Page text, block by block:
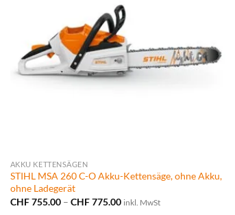
AKKU KETTENSÄGEN
STIHL MSA 260 C-O Akku-Kettensäge, ohne Akku,
ohne Ladegerät
CHF755.00 – CHF775.00Preisspanne:
inkl. MwSt